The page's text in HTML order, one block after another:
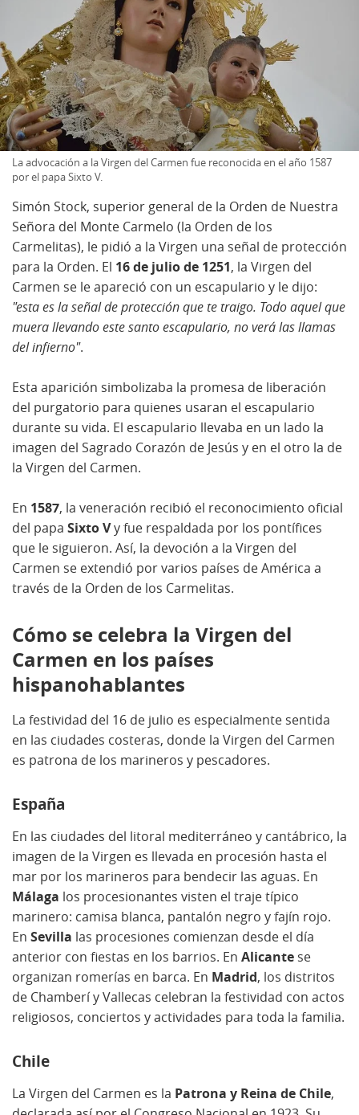
La advocación a la Virgen del Carmen fue reconocida en el año 1587
por el papa Sixto V.
Simón Stock, superior general de la Orden de Nuestra
Señora del Monte Carmelo (la Orden de los
Carmelitas), le pidió a la Virgen una señal de protección
para la Orden. El 16 de julio de 1251, la Virgen del
Carmen se le apareció con un escapulario y le dijo:
"esta es la señal de protección que te traigo. Todo aquel que
muera llevando este santo escapulario, no verá las llamas
del infierno".
Esta aparición simbolizaba la promesa de liberación
del purgatorio para quienes usaran el escapulario
durante su vida. El escapulario llevaba en un lado la
imagen del Sagrado Corazón de Jesús y en el otro la de
la Virgen del Carmen.
En 1587, la veneración recibió el reconocimiento oficial
del papa Sixto Vy fue respaldada por los pontífices
que le siguieron. Así, la devoción a la Virgen del
Carmen se extendió por varios países de América a
través de la Orden de los Carmelitas.
Cómo se celebra la Virgen del
Carmen en los países
hispanohablantes
La festividad del 16 de julio es especialmente sentida
en las ciudades costeras, donde la Virgen del Carmen
es patrona de los marineros y pescadores.
España
En las ciudades del litoral mediterráneo y cantábrico, la
imagen de la Virgen es llevada en procesión hasta el
mar por los marineros para bendecir las aguas. En
Málaga los procesionantes visten el traje típico
marinero: camisa blanca, pantalón negro y fajín rojo.
En Sevilla las procesiones comienzan desde el día
anterior con fiestas en los barrios. En Alicante se
organizan romerías en barca. En Madrid, los distritos
de Chamberí y Vallecas celebran la festividad con actos
religiosos, conciertos y actividades para toda la familia.
Chile
La Virgen del Carmen es la Patrona y Reina de Chile,